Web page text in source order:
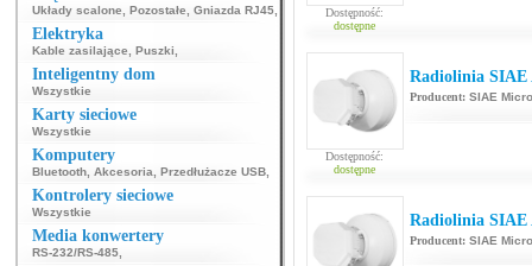
Układy scalone Pozostałe Gniazda RJ45
Elektryka
Kable zasilające Puszki
Inteligentny dom
Wszystkie
Karty sieciowe
Wszystkie
Komputery
Bluetooth Akcesoria Przedłużacze USB
Kontrolery sieciowe
Wszystkie
Media konwertery
RS-232/RS-485
Dostępność:
dostępne
Dostępność:
dostępne
Radiolinia SIAE
Producent: SIAE
Radiolinia SIAE
Producent: SIAE